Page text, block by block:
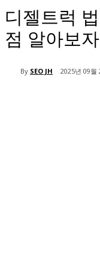
디젤트럭
점 알아보자
By SEO JH 2025년 09월